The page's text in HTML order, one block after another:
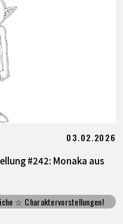
03.02.2026
#242: Monaka aus
☆ Charaktervorstellungen!